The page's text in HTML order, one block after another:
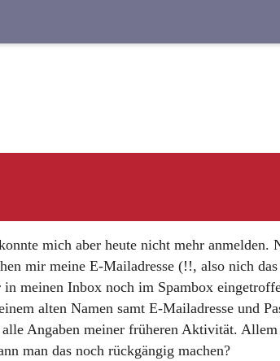
mich aber heute nicht mehr anmelden.
mir meine E-Mailadresse (!!, also nich das
meinen Inbox noch im Spambox
alten Namen samt E-Mailadresse und
Angaben meiner früheren Aktivität. Allem
man das noch rückgängig machen?